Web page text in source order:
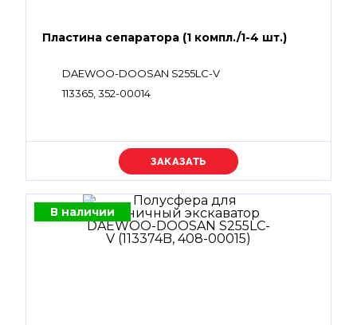
Пластина сепаратора (1 компл./1-4 шт.)
DAEWOO-DOOSAN S255LC-V
113365, 352-00014
Уточняйте цену
В наличии